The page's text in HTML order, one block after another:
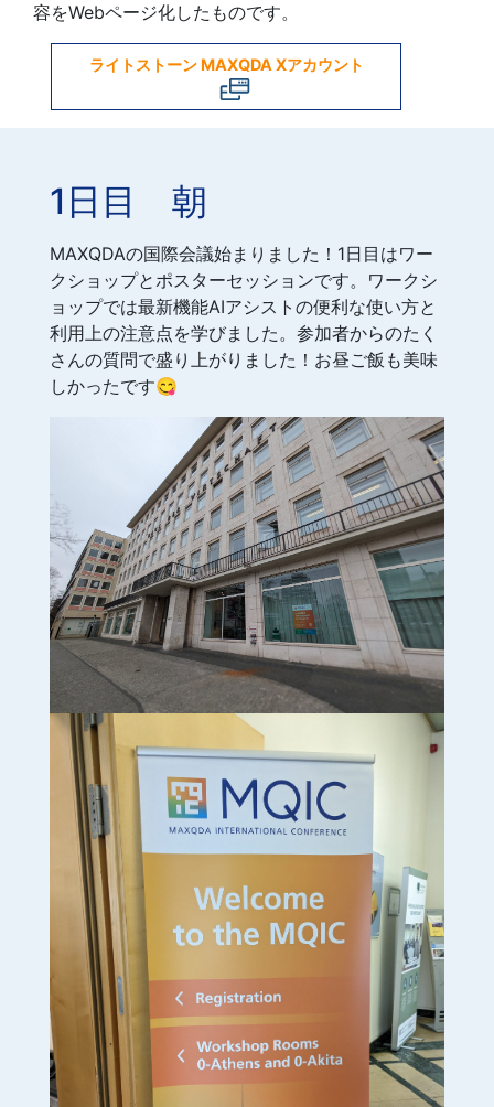
容をWebページ化したものです。
ライトストーン MAXQDA Xアカウント
1日目 朝
MAXQDAの国際会議始まりました！1日目はワー
クショップとポスターセッションです。ワークシ
ョップでは最新機能AIアシストの便利な使い方と
利用上の注意点を学びました。参加者からのたく
さんの質問で盛り上がりました！お昼ご飯も美味
しかったです😋